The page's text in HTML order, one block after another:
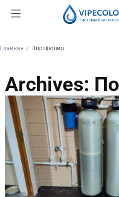
Главная Портфолио
Archives: